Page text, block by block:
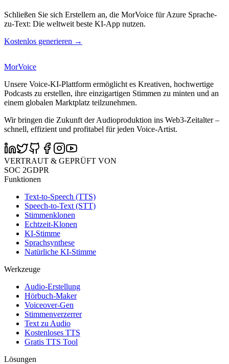
Schließen Sie sich Erstellern an, die MorVoice für Azure Sprache-
zu-Text: Die weltweit beste KI-App nutzen.
Kostenlos generieren →
MorVoice
Unsere Voice-KI-Plattform ermöglicht es Kreativen, hochwertige
Podcasts zu erstellen, ihre einzigartigen Stimmen zu minten und an
einem globalen Marktplatz teilzunehmen.
Wir bringen die Zukunft der Audioproduktion ins Web3-Zeitalter –
schnell, effizient und profitabel für jeden Voice-Artist.
VERTRAUT & GEPRÜFT VON
SOC 2GDPR
Funktionen
Text-to-Speech (TTS)
Speech-to-Text (STT)
Stimmenklonen
Echtzeit-Klonen
KI-Stimme
Sprachsynthese
Natürliche KI-Stimme
Werkzeuge
Audio-Erstellung
Hörbuch-Maker
Voiceover-Gen
Stimmenverzerrer
Text zu Audio
Kostenloses TTS
Gratis TTS Tool
Lösungen